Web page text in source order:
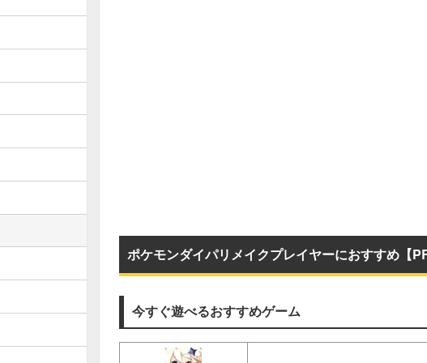
ポケモンダイパリメイクプレイヤーにおすすめ【
今すぐ遊べるおすすめゲーム